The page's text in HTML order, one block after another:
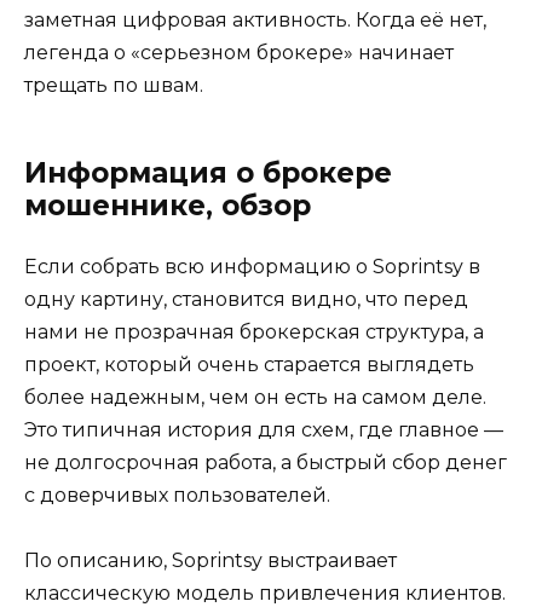
заметная цифровая активность. Когда её нет,
легенда о «серьезном брокере» начинает
трещать по швам.
Информация о брокере
мошеннике, обзор
Если собрать всю информацию о Soprintsy в
одну картину, становится видно, что перед
нами не прозрачная брокерская структура, а
проект, который очень старается выглядеть
более надежным, чем он есть на самом деле.
Это типичная история для схем, где главное —
не долгосрочная работа, а быстрый сбор денег
с доверчивых пользователей.
По описанию, Soprintsy выстраивает
классическую модель привлечения клиентов.